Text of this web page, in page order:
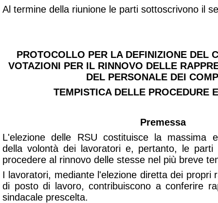
Al termine della riunione le parti sottoscrivono il
PROTOCOLLO PER LA DEFINIZIONE DEL
VOTAZIONI PER IL RINNOVO DELLE
DEL PERSONALE DEI
TEMPISTICA DELLE PROCEDURE
Premessa
L'elezione delle RSU costituisce la massima
della volontà dei lavoratori e, pertanto, le parti
procedere al rinnovo delle stesse nel più breve
I lavoratori, mediante l'elezione diretta dei propri
di posto di lavoro, contribuiscono a conferire
sindacale prescelta.